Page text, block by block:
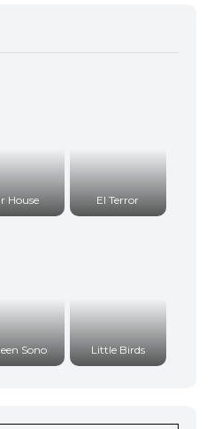
House El Terror
Sono Little Birds